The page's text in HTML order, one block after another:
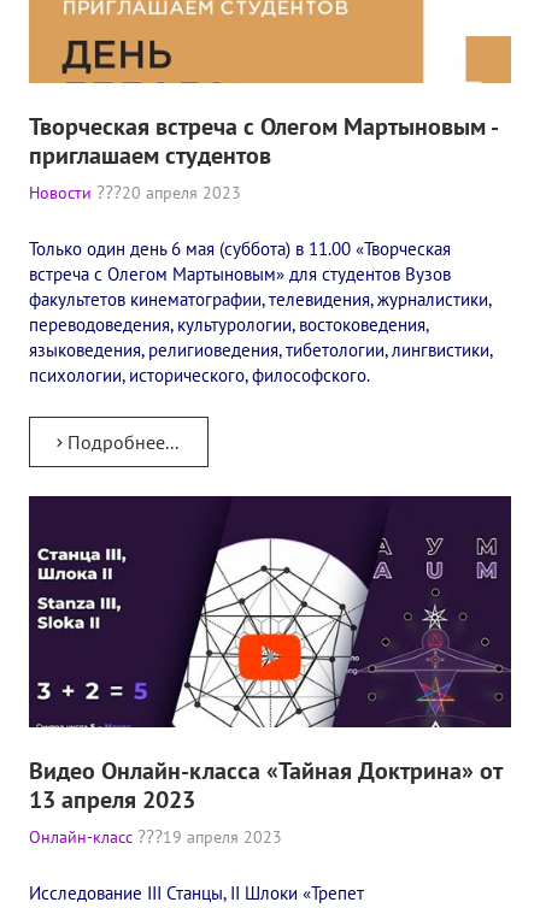
Творческая встреча с Олегом Мартыновым -
приглашаем студентов
Новости 20 апреля 2023
Только один день 6 мая (суббота) в 11.00 «Творческая
встреча с Олегом Мартыновым» для студентов Вузов
факультетов кинематографии, телевидения, журналистики,
переводоведения, культурологии, востоковедения,
языковедения, религиоведения, тибетологии, лингвистики,
психологии, исторического, философского.
Подробнее...
Видео Онлайн-класса «Тайная Доктрина» от
13 апреля 2023
Онлайн-класс 19 апреля 2023
Исследование III Станцы, II Шлоки «Трепет